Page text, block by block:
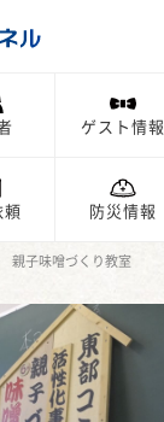
ゲスト情報
頼 防災情報
親子味噌づくり教室